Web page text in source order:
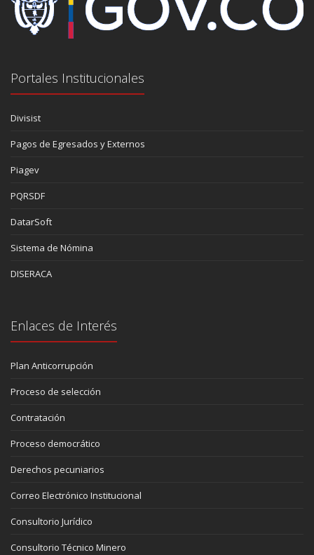
Portales Institucionales
Divisist
Pagos de Egresados y Externos
Piagev
PQRSDF
DatarSoft
Sistema de Nómina
DISERACA
Enlaces de Interés
Plan Anticorrupción
Proceso de selección
Contratación
Proceso democrático
Derechos pecuniarios
Correo Electrónico Institucional
Consultorio Jurídico
Consultorio Técnico Minero